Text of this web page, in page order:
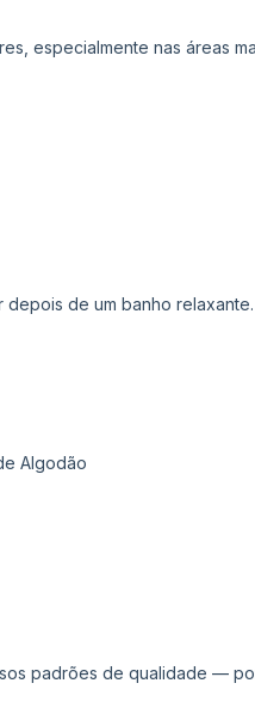
especialmente nas áreas
de um banho relaxante.
Algodão
padrões de qualidade —